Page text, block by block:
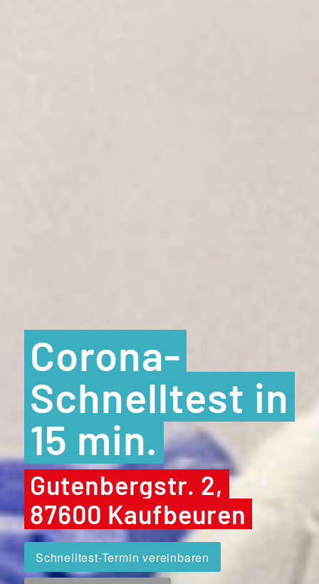
Corona-
Schnelltest in
15 min.
Gutenbergstr. 2,
87600 Kaufbeuren
Schnelltest-Termin vereinbaren